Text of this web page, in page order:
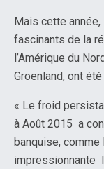
Mais cette
fascinants de la
l’Amérique du
Groenland, ont
« Le froid
à Août 2015 a
banquise, comme
impressionnante